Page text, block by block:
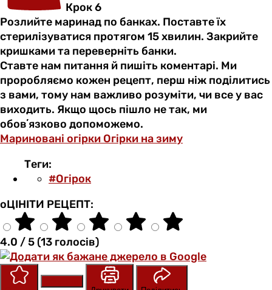
Крок 6
Розлийте маринад по банках. Поставте їх
стерилізуватися протягом 15 хвилин. Закрийте
кришками та переверніть банки.
Ставте нам питання й пишіть коментарі. Ми
проробляємо кожен рецепт, перш ніж поділитись
з вами, тому нам важливо розуміти, чи все у вас
виходить. Якщо щось пішло не так, ми
обовʼязково допоможемо.
Мариновані огірки Огірки на зиму
Теги:
#Огірок
оЦІНІТИ РЕЦЕПТ:
4.0 / 5 (13 голосів)